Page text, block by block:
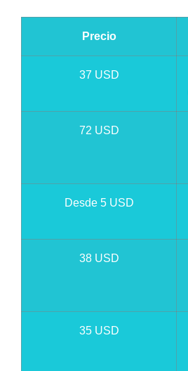
Precio
37 USD
72 USD
Desde 5 USD
38 USD
35 USD